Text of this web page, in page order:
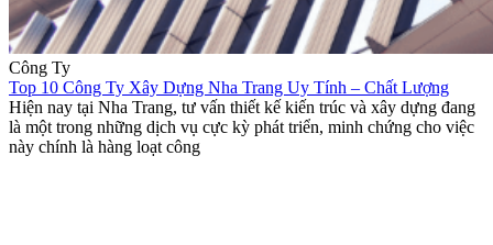
Công Ty
Top 10 Công Ty Xây Dựng Nha Trang Uy Tính – Chất Lượng
Hiện nay tại Nha Trang, tư vấn thiết kế kiến trúc và xây dựng đang
là một trong những dịch vụ cực kỳ phát triển, minh chứng cho việc
này chính là hàng loạt công